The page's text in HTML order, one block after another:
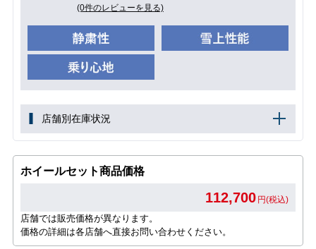
(0件のレビューを見る)
店舗別在庫状況
ホイールセット商品価格
112,700 円(税込)
店舗では販売価格が異なります。
価格の詳細は各店舗へ直接お問い合わせください。